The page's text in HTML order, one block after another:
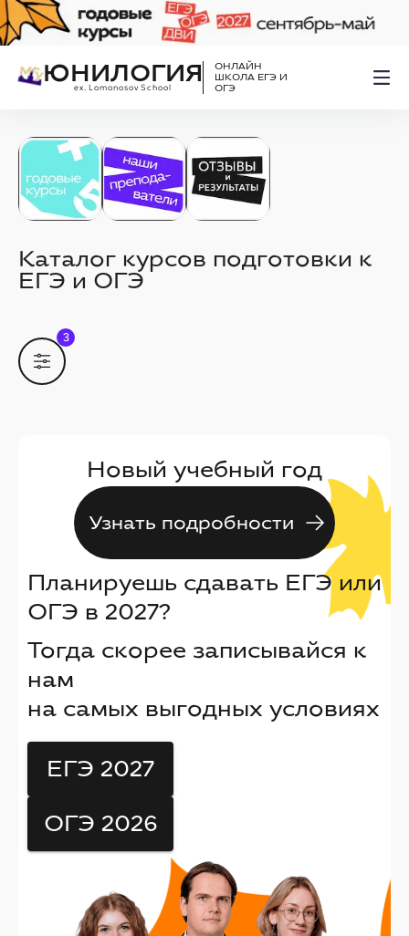
ЮНИЛОГИЯ
ex. Lomonosov School
ОНЛАЙН
ШКОЛА ЕГЭ И
ОГЭ
Каталог курсов подготовки к
ЕГЭ и ОГЭ
3
Новый учебный год
Узнать подробности
Планируешь сдавать ЕГЭ или
ОГЭ в 2027?
Тогда скорее записывайся к
нам
на самых выгодных условиях
ЕГЭ 2027
ОГЭ 2026